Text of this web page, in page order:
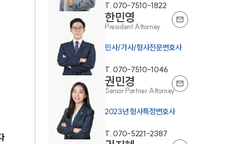
T.070-7510-1822
한민영
President Attorney
민사/가사/형사전문변호사
T.070-7510-1046
권민경
Senior Partner Attorney
2023년 형사특정변호사
T.070-5221-2387